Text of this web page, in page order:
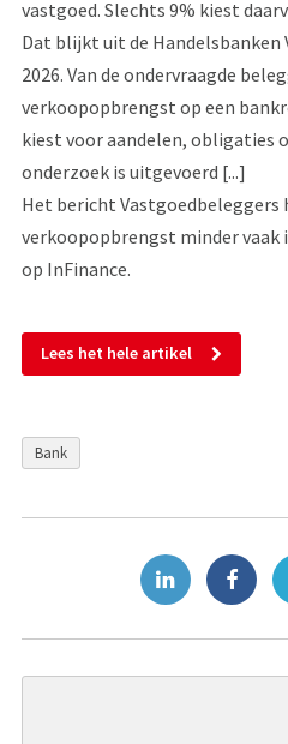
vastgoed. Slechts 9% kiest
Dat blijkt uit de
2026. Van de ondervraagde
verkoopopbrengst op een
kiest voor aandelen, obligaties
onderzoek is uitgevoerd [...]
Het bericht Vastgoedbeleggers
verkoopopbrengst minder vaak
op InFinance.
Lees het hele artikel
Bank